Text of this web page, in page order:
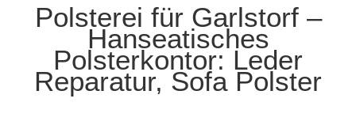
Polsterei für Garlstorf –
Hanseatisches
Polsterkontor: Leder
Reparatur, Sofa Polster